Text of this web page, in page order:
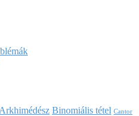
Arkhimédész Binomiális tétel Cantor